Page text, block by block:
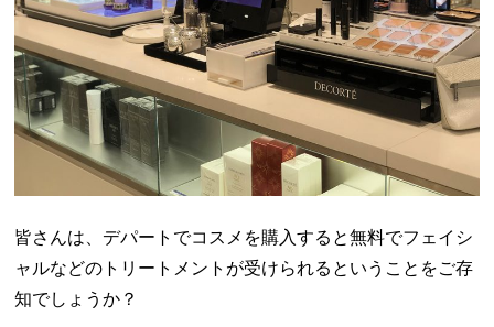
皆さんは、デパートでコスメを購入すると無料でフェイシ
ャルなどのトリートメントが受けられるということをご存
知でしょうか？